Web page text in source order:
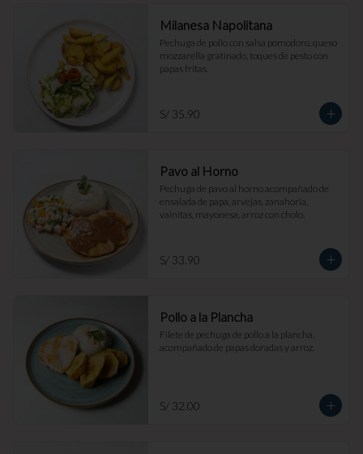
Milanesa Napolitana
Pechuga de pollo con salsa pomodoro, queso
mozzarella gratinado, toques de pesto con
papas fritas.
S/ 35.90
Pavo al Horno
Pechuga de pavo al horno acompañado de
ensalada de papa, arvejas, zanahoria,
vainitas, mayonesa, arroz con cholo.
S/ 33.90
Pollo a la Plancha
Filete de pechuga de pollo a la plancha,
acompañado de papas doradas y arroz.
S/ 32.00